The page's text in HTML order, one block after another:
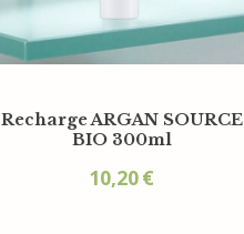
Recharge ARGAN SOURCE
BIO 300ml
10,20€